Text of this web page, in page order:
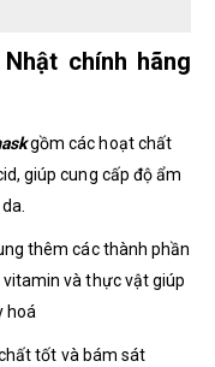
chính hãng
gồm các hoạt chất
giúp cung cấp độ ẩm
thêm các thành phần
và thực vật giúp
hoá
tốt và bám sát